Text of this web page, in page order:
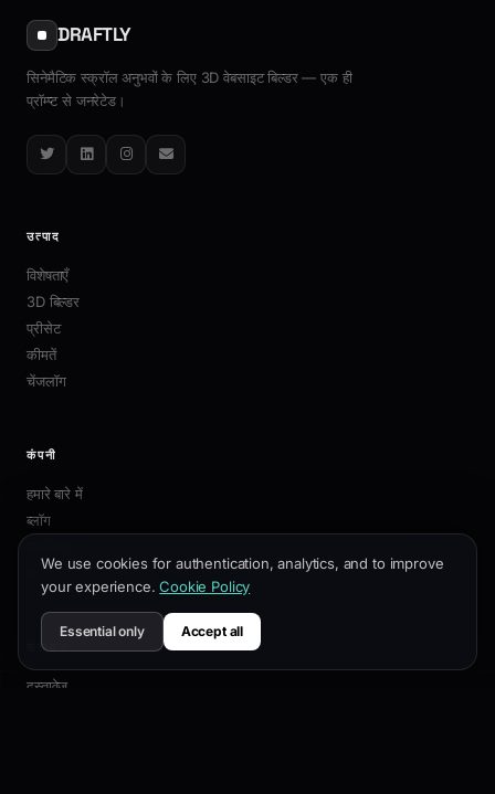
DRAFTLY
सिनेमैटिक स्क्रॉल अनुभवों के लिए 3D वेबसाइट बिल्डर — एक ही
प्रॉम्प्ट से जनरेटेड।
TwitterLinkedInInstagram
Email
उत्पाद
विशेषताएँ
3D बिल्डर
प्रीसेट
कीमतें
चेंजलॉग
कंपनी
हमारे बारे में
ब्लॉग
संपर्क
संसाधन
दस्तावेज़
We use cookies for authentication, analytics, and to improve
your experience. Cookie Policy
Essential only Accept all